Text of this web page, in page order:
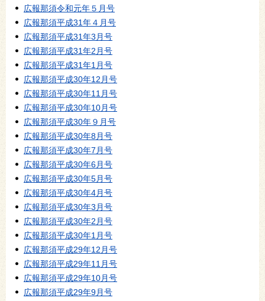
広報那須令和元年５月号
広報那須平成31年４月号
広報那須平成31年3月号
広報那須平成31年2月号
広報那須平成31年1月号
広報那須平成30年12月号
広報那須平成30年11月号
広報那須平成30年10月号
広報那須平成30年９月号
広報那須平成30年8月号
広報那須平成30年7月号
広報那須平成30年6月号
広報那須平成30年5月号
広報那須平成30年4月号
広報那須平成30年3月号
広報那須平成30年2月号
広報那須平成30年1月号
広報那須平成29年12月号
広報那須平成29年11月号
広報那須平成29年10月号
広報那須平成29年9月号